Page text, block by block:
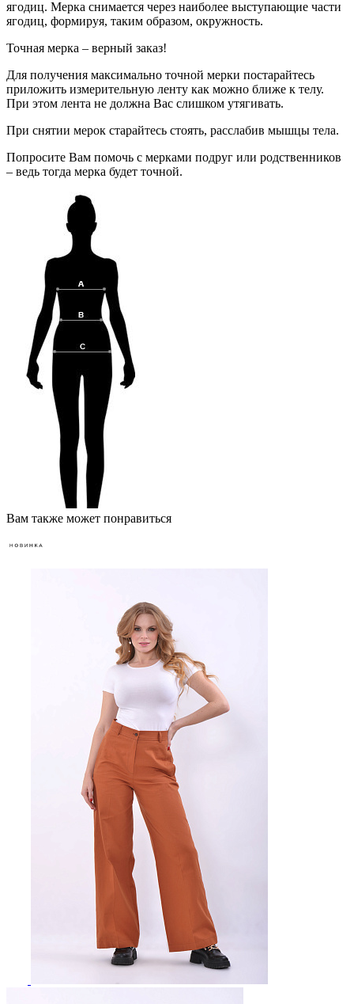
ягодиц. Мерка снимается через наиболее выступающие части
ягодиц, формируя, таким образом, окружность.
Точная мерка – верный заказ!
Для получения максимально точной мерки постарайтесь
приложить измерительную ленту как можно ближе к телу.
При этом лента не должна Вас слишком утягивать.
При снятии мерок старайтесь стоять, расслабив мышцы тела.
Попросите Вам помочь с мерками подруг или родственников
– ведь тогда мерка будет точной.
Вам также может понравиться